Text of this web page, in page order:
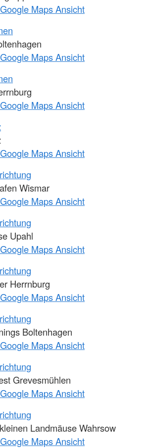
Maps Ansicht
Maps Ansicht
Maps Ansicht
Maps Ansicht
Wismar
Maps Ansicht
Upahl
Maps Ansicht
Herrnburg
Maps Ansicht
Boltenhagen
Maps Ansicht
Grevesmühlen
Maps Ansicht
Landmäuse Wahrsow
Maps Ansicht